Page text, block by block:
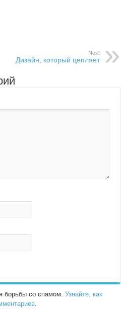
Next
Дизайн, который цепляет
борьбы со спамом.Узнайте, как
.